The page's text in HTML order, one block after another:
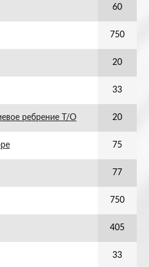
60
750
20
33
ребрение Т/О 20
75
77
750
405
33